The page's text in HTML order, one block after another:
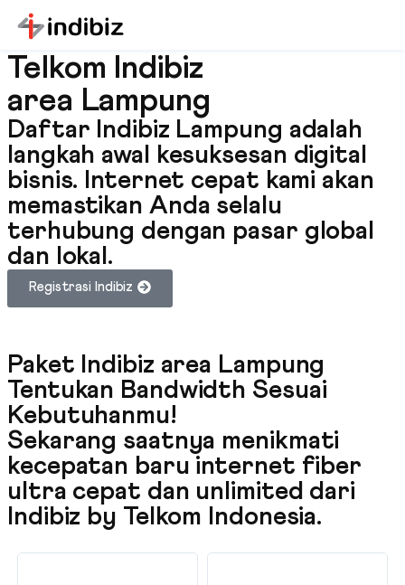
Telkom Indibiz
area Lampung
Daftar Indibiz Lampung adalah
langkah awal kesuksesan digital
bisnis. Internet cepat kami akan
memastikan Anda selalu
terhubung dengan pasar global
dan lokal.
Registrasi Indibiz
Paket Indibiz area Lampung
Tentukan Bandwidth Sesuai
Kebutuhanmu!
Sekarang saatnya menikmati
kecepatan baru internet fiber
ultra cepat dan unlimited dari
Indibiz by Telkom Indonesia.